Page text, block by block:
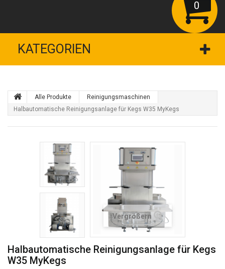
0
KATEGORIEN
Alle Produkte
Reinigungsmaschinen
Halbautomatische Reinigungsanlage für Kegs W35 MyKegs
Vergrößern
Halbautomatische Reinigungsanlage für Kegs
W35 MyKegs